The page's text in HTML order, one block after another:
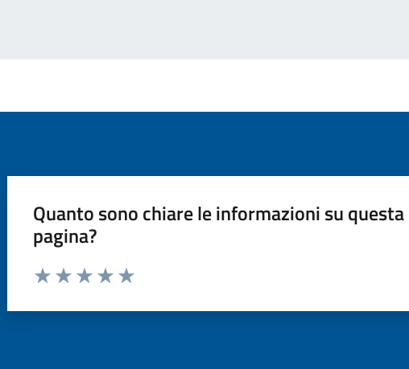
Quanto sono chiare le informazioni su questa
pagina?
Valuta da 1 a 5 stelle la pagina